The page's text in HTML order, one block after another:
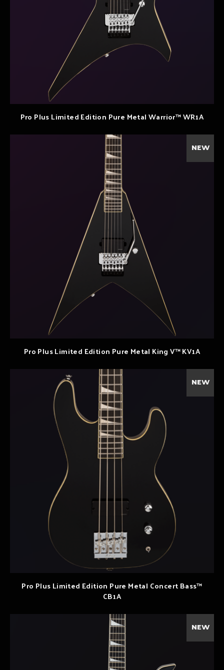
Pro Plus Limited Edition Pure Metal Warrior™ WR1A
NEW
Pro Plus Limited Edition Pure Metal King V™ KV1A
NEW
Pro Plus Limited Edition Pure Metal Concert Bass™
CB1A
NEW